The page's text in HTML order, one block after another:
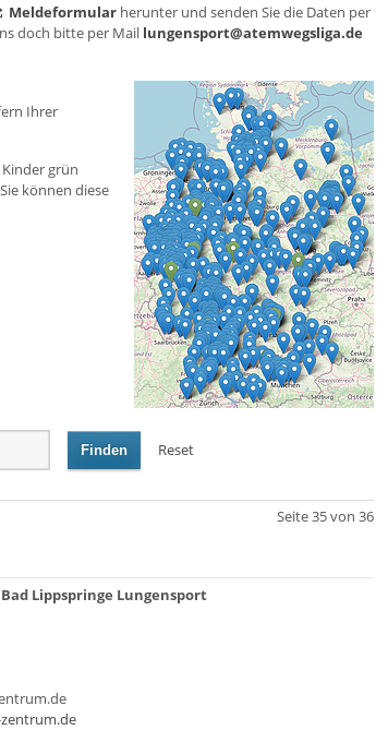
Meldeformular herunter und senden Sie die Daten per
doch bitte per Mail lungensport@atemwegsliga.de
Ihrer
grün
können diese
Finden Reset
Seite 35 von 36
Lippspringe Lungensport